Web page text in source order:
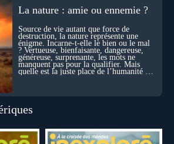
La nature : amie ou ennemie ?
Source de vie autant que force de
destruction, la nature représente une
énigme. Incarne-t-elle le bien ou le mal
? Vertueuse, bienfaisante, dangereuse,
généreuse, surprenante, les mots ne
manquent pas pour la qualifier. Mais
quelle est la juste place de l’humanité au